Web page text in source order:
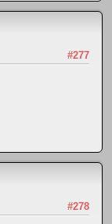
#277
#278